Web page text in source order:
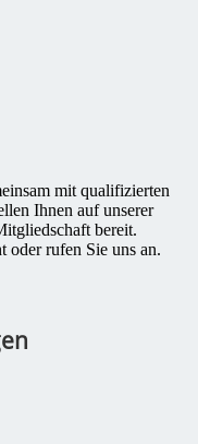
mit qualifizierten
Ihnen auf unserer
bereit.
oder rufen Sie uns an.